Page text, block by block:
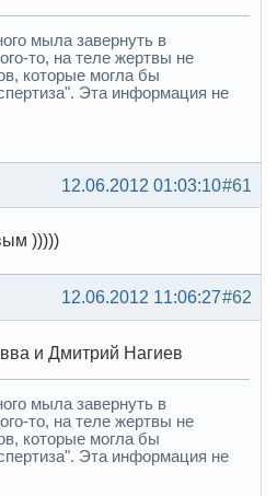
мыла завернуть в
то, на теле жертвы не
которые могла бы
Эта информация не
#61
12.06.2012 01:03:10
)))))
#62
12.06.2012 11:06:27
и Дмитрий Нагиев
мыла завернуть в
то, на теле жертвы не
которые могла бы
Эта информация не